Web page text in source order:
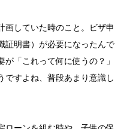
画していた時のこと。ビザ申
証明書）が必要になったんで
「これって何に使うの？」
ですよね、普段あまり意識し